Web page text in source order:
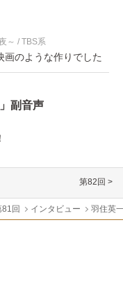
～ TBS系
画のような作りでした
副音声
第82回 >
81回 インタビュー 羽住英